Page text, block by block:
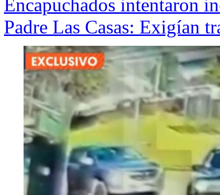
Encapuchados intentaron
Padre Las Casas: Exigían